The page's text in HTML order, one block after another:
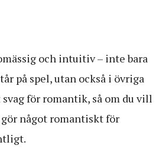
och intuitiv – inte bara
på spel, utan också i övriga
för romantik, så om du vill
något romantiskt för